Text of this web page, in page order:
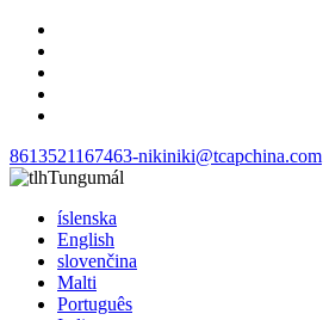
8613521167463-nikiniki@tcapchina.com
Tungumál
íslenska
English
slovenčina
Malti
Português